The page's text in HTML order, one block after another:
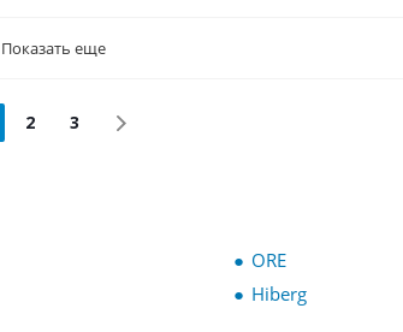
Показать еще
2 3
ORE
Hiberg